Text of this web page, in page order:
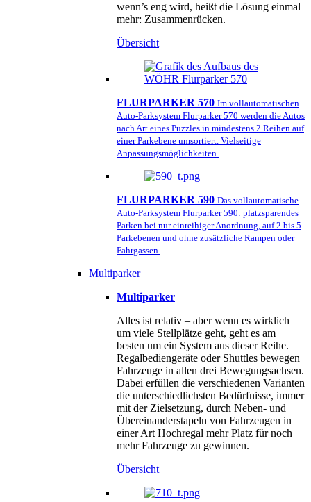
wenn’s eng wird, heißt die Lösung einmal
mehr: Zusammenrücken.
Übersicht
FLURPARKER 570 Im vollautomatischen
Auto-Parksystem Flurparker 570 werden die Autos
nach Art eines Puzzles in mindestens 2 Reihen auf
einer Parkebene umsortiert. Vielseitige
Anpassungsmöglichkeiten.
FLURPARKER 590 Das vollautomatische
Auto-Parksystem Flurparker 590: platzsparendes
Parken bei nur einreihiger Anordnung, auf 2 bis 5
Parkebenen und ohne zusätzliche Rampen oder
Fahrgassen.
Multiparker
Multiparker
Alles ist relativ – aber wenn es wirklich
um viele Stellplätze geht, geht es am
besten um ein System aus dieser Reihe.
Regalbediengeräte oder Shuttles bewegen
Fahrzeuge in allen drei Bewegungsachsen.
Dabei erfüllen die verschiedenen Varianten
die unterschiedlichsten Bedürfnisse, immer
mit der Zielsetzung, durch Neben- und
Übereinanderstapeln von Fahrzeugen in
einer Art Hochregal mehr Platz für noch
mehr Fahrzeuge zu gewinnen.
Übersicht